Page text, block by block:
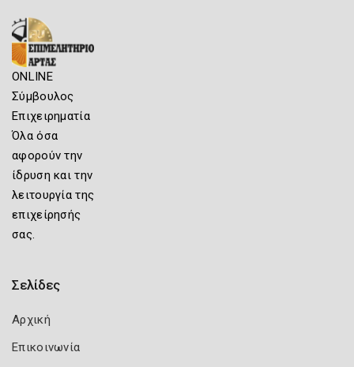
ONLINE
Σύμβουλος
Επιχειρηματία
Όλα όσα
αφορούν την
ίδρυση και την
λειτουργία της
επιχείρησής
σας.
Σελίδες
Αρχική
Επικοινωνία